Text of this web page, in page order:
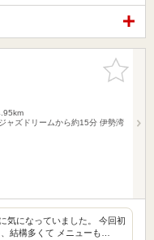
お気に入
りに追加
ャズドリームから約15分 伊勢湾
気になっていました。 今回初
結構多くて メニューも…